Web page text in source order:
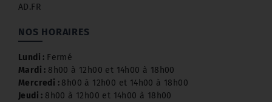
AD.FR
NOS HORAIRES
Lundi : Fermé
Mardi : 8h00 à 12h00 et 14h00 à 18h00
Mercredi : 8h00 à 12h00 et 14h00 à 18h00
Jeudi : 8h00 à 12h00 et 14h00 à 18h00